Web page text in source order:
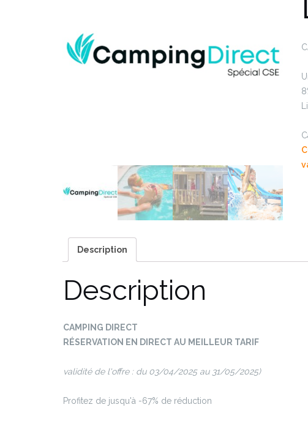
Description
Description
CAMPING DIRECT
RÉSERVATION EN DIRECT AU MEILLEUR TARIF
validité de l'offre : du 03/04/2025 au 31/05/2025)
Profitez de jusqu'à -67% de réduction